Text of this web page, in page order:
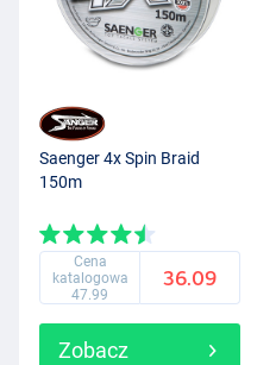
Saenger 4x Spin Braid
150m
Cena
katalogowa
47.99
36.09
Zobacz